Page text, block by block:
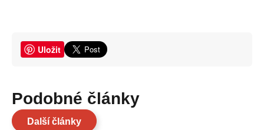
Uložit
Podobné články
Další články